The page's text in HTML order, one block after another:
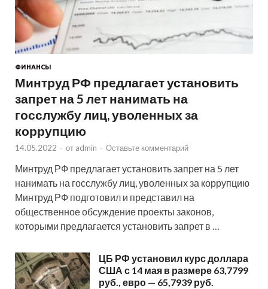
ФИНАНСЫ
Минтруд РФ предлагает установить
запрет на 5 лет нанимать на
госслужбу лиц, уволенных за
коррупцию
14.05.2022 - от admin - Оставьте комментарий
Минтруд РФ предлагает установить запрет на 5 лет
нанимать на госслужбу лиц, уволенных за коррупцию
Минтруд РФ подготовил и представил на
общественное обсуждение проекты законов,
которыми предлагается установить запрет в …
ЦБ РФ установил курс доллара
США с 14 мая в размере 63,7799
руб., евро — 65,7939 руб.